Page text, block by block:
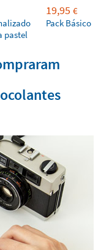
pastel
19,95 €
Pack Básico